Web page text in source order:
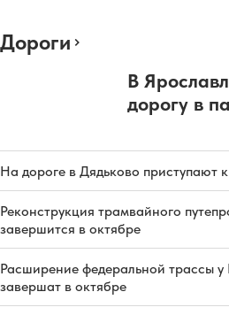
Дороги
В
дорогу в
На дороге в Дядьково приступают
Реконструкция трамвайного
завершится в октябре
Расширение федеральной трассы у
завершат в октябре